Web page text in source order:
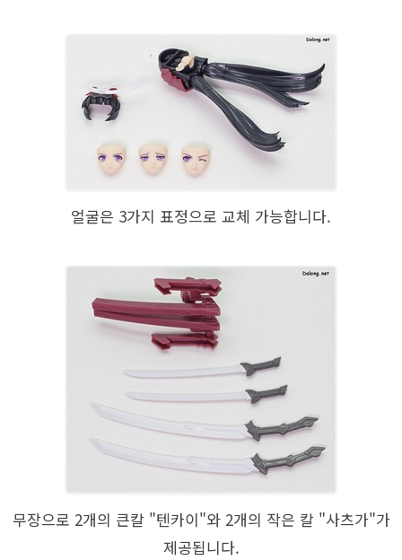
얼굴은 3가지 표정으로 교체 가능합니다.
무장으로 2개의 큰칼 "텐카이"와 2개의 작은 칼 "사츠가"가
제공됩니다.